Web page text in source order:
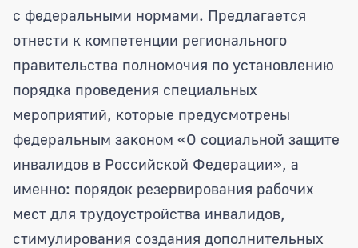
с федеральными нормами. Предлагается
отнести к компетенции регионального
правительства полномочия по установлению
порядка проведения специальных
мероприятий, которые предусмотрены
федеральным законом «О социальной защите
инвалидов в Российской Федерации», а
именно: порядок резервирования рабочих
мест для трудоустройства инвалидов,
стимулирования создания дополнительных